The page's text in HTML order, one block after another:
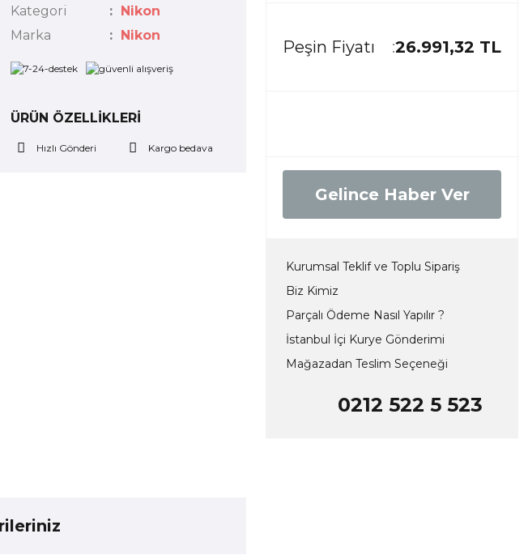
Kategori
Nikon
Marka
Nikon
ÜRÜN ÖZELLİKLERİ
Hızlı Gönderi Kargo bedava
Peşin Fiyatı 26.991,32 TL
Gelince Haber Ver
Kurumsal Teklif ve Toplu Sipariş
Biz Kimiz
Parçalı Ödeme Nasıl Yapılır ?
İstanbul İçi Kurye Gönderimi
Mağazadan Teslim Seçeneği
0212 522 5 523